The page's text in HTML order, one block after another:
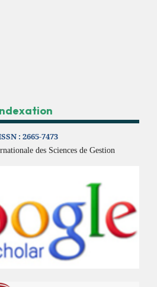
: 2665-7473
des Sciences de Gestion